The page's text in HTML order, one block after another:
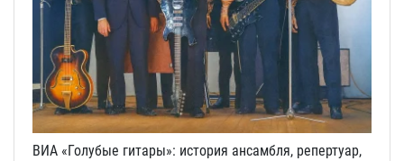
ВИА «Голубые гитары»: история ансамбля, репертуар,